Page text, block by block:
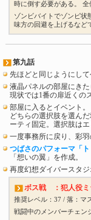
時に倒す必要がある。 全
ゾンビバイトでゾンビ状
味方の回避を上げるなど
第九話
先ほどと同じようにし
液晶パネルの部屋にき
現状では1番の扉近くの
部屋に入るとイベント。
どちらの選択肢を選ん
ーティ固定。選択肢は
一度事務所に戻り、彩羽
つばさのパフォーマ「
「想いの翼」を作成。
再度幻想ダイバースタジ
ボス戦 ：犯人役ミ
推奨レベル：37 / 落：マ
戦闘中のメンバーチェン